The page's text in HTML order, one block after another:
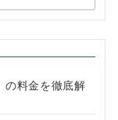
の料金を徹底解